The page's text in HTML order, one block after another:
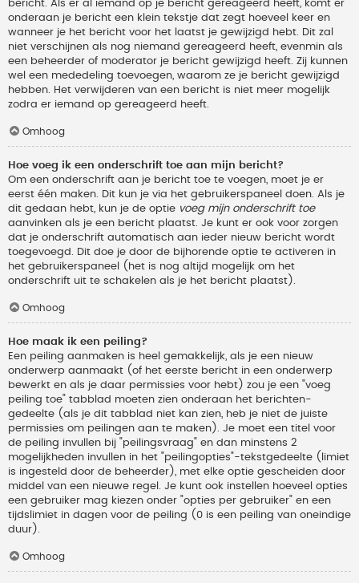
bericht. Als er al iemand op je bericht gereageerd heeft, komt er
onderaan je bericht een klein tekstje dat zegt hoeveel keer en
wanneer je het bericht voor het laatst je gewijzigd hebt. Dit zal
niet verschijnen als nog niemand gereageerd heeft, evenmin als
een beheerder of moderator je bericht gewijzigd heeft. Zij kunnen
wel een mededeling toevoegen, waarom ze je bericht gewijzigd
hebben. Het verwijderen van een bericht is niet meer mogelijk
zodra er iemand op gereageerd heeft.
Omhoog
Hoe voeg ik een onderschrift toe aan mijn bericht?
Om een onderschrift aan je bericht toe te voegen, moet je er
eerst één maken. Dit kun je via het gebruikerspaneel doen. Als je
dit gedaan hebt, kun je de optie voeg mijn onderschrift toe
aanvinken als je een bericht plaatst. Je kunt er ook voor zorgen
dat je onderschrift automatisch aan ieder nieuw bericht wordt
toegevoegd. Dit doe je door de bijhorende optie te activeren in
het gebruikerspaneel (het is nog altijd mogelijk om het
onderschrift uit te schakelen als je het bericht plaatst).
Omhoog
Hoe maak ik een peiling?
Een peiling aanmaken is heel gemakkelijk, als je een nieuw
onderwerp aanmaakt (of het eerste bericht in een onderwerp
bewerkt en als je daar permissies voor hebt) zou je een "voeg
peiling toe" tabblad moeten zien onderaan het berichten-
gedeelte (als je dit tabblad niet kan zien, heb je niet de juiste
permissies om peilingen aan te maken). Je moet een titel voor
de peiling invullen bij "peilingsvraag" en dan minstens 2
mogelijkheden invullen in het "peilingopties"-tekstgedeelte (limiet
is ingesteld door de beheerder), met elke optie gescheiden door
middel van een nieuwe regel. Je kunt ook instellen hoeveel opties
een gebruiker mag kiezen onder "opties per gebruiker" en een
tijdslimiet in dagen voor de peiling (0 is een peiling van oneindige
duur).
Omhoog